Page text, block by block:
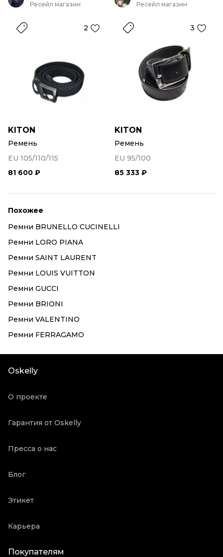
Ресейл магазин
2
KITON
Ремень
EU 105/110/115
81 600 ₽
Ресейл магазин
3
KITON
Ремень
EU 95/100
85 333 ₽
Похожее
Ремни BRUNELLO CUCINELLI
Ремни LORO PIANA
Ремни SAINT LAURENT
Ремни LOUIS VUITTON
Ремни GUCCI
Ремни BRIONI
Ремни VALENTINO
Ремни FERRAGAMO
Oskelly
О проекте
Гарантия от Oskelly
Пресса о нас
Блог
Этикет
Карьера
Покупателям